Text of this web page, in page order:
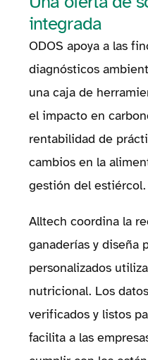
integrada
ODOS apoya a las
diagnósticos
una caja de
el impacto en
rentabilidad de
cambios en la
gestión del estiércol.
Alltech coordina la
ganaderías y diseña
personalizados
nutricional. Los
verificados y listos
facilita a las